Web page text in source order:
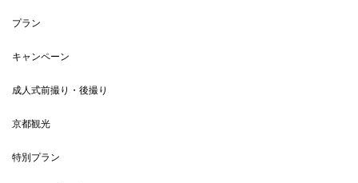
プラン
キャンペーン
成人式前撮り・後撮り
京都観光
特別プラン